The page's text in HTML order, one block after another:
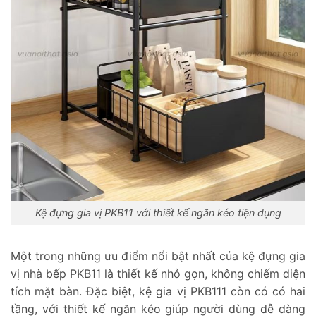
Kệ đựng gia vị PKB11 với thiết kế ngăn kéo tiện dụng
Một trong những ưu điểm nổi bật nhất của kệ đựng gia
vị nhà bếp PKB11 là thiết kế nhỏ gọn, không chiếm diện
tích mặt bàn. Đặc biệt, kệ gia vị PKB111 còn có có hai
tầng, với thiết kế ngăn kéo giúp người dùng dễ dàng